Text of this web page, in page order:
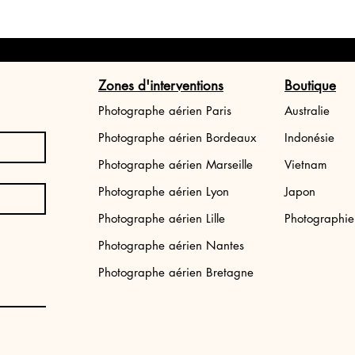
Boutique
Australie
Indonésie
Vietnam
Japon
Zones d'interventions
Photographe aérien Paris
Photographe aérien Bordeaux
Photographe aérien Marseille
Photographe aérien Lyon
Photographe aérien Lille
Photographe aérien Nantes
Photographe aérien Bretagne